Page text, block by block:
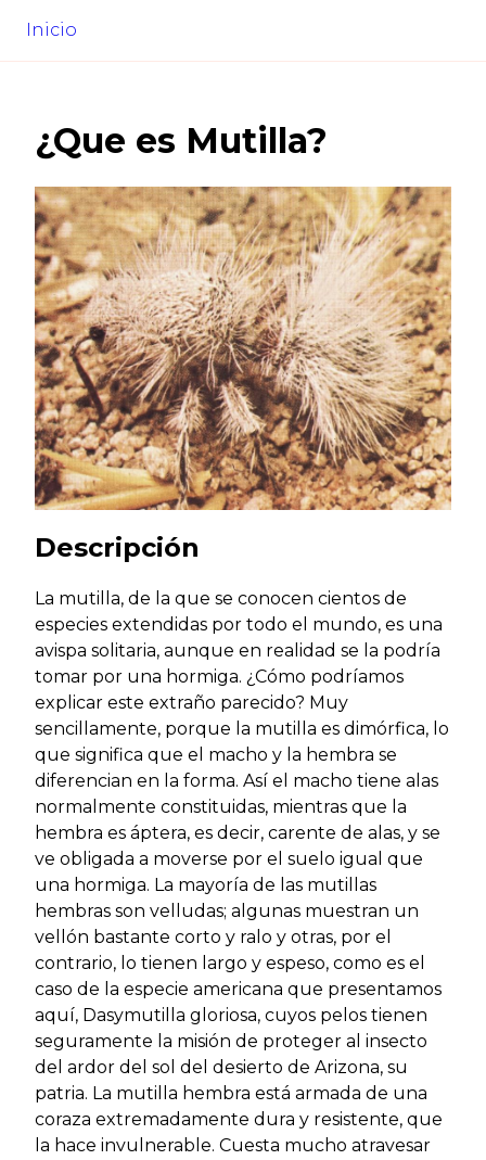
Inicio
¿Que es Mutilla?
Descripción
La mutilla, de la que se conocen cientos de
especies extendidas por todo el mundo, es una
avispa solitaria, aunque en realidad se la podría
tomar por una hormiga. ¿Cómo podríamos
explicar este extraño parecido? Muy
sencillamente, porque la mutilla es dimórfica, lo
que significa que el macho y la hembra se
diferencian en la forma. Así el macho tiene alas
normalmente constituidas, mientras que la
hembra es áptera, es decir, carente de alas, y se
ve obligada a moverse por el suelo igual que
una hormiga. La mayoría de las mutillas
hembras son velludas; algunas muestran un
vellón bastante corto y ralo y otras, por el
contrario, lo tienen largo y espeso, como es el
caso de la especie americana que presentamos
aquí, Dasymutilla gloriosa, cuyos pelos tienen
seguramente la misión de proteger al insecto
del ardor del sol del desierto de Arizona, su
patria. La mutilla hembra está armada de una
coraza extremadamente dura y resistente, que
la hace invulnerable. Cuesta mucho atravesar